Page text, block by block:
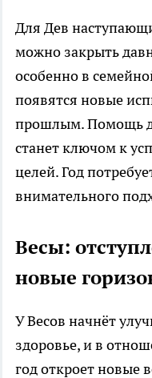
Для Дев
можно закрыть
особенно в
появятся новые
прошлым. Помощь
станет ключом к
целей. Год
внимательного
Весы:
новые
У Весов начнёт
здоровье, и в
год откроет новые